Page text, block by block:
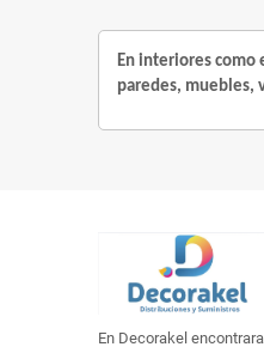
En interiores como
paredes, muebles,
En Decorakel